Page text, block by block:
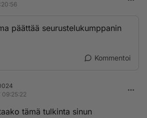
päättää seurustelukumppanin
Kommentoi
tämä tulkinta sinun